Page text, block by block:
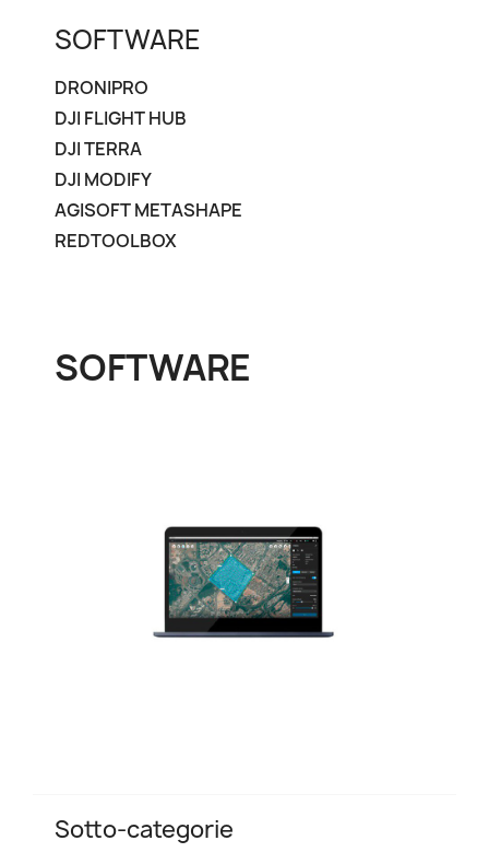
SOFTWARE
DRONIPRO
DJI FLIGHT HUB
DJI TERRA
DJI MODIFY
AGISOFT METASHAPE
REDTOOLBOX
SOFTWARE
Sotto-categorie